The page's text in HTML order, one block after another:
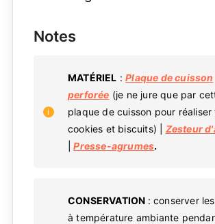
Notes
MATÉRIEL :Plaque de cuisson
perforée (je ne jure que par
plaque de cuisson pour réaliser
cookies et biscuits) |
Zesteur
Presse-agrumes.
CONSERVATION : conserver
à température ambiante